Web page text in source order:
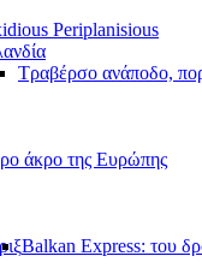
Periplanisious
Τραβέρσο ανάποδο,
άκρο της Ευρώπης
Balkan Express: του